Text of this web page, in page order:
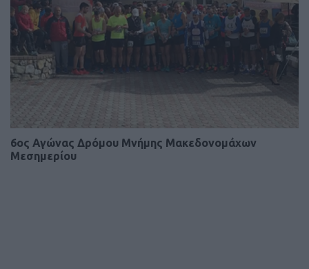
6ος Αγώνας Δρόμου Μνήμης Μακεδονομάχων
Μεσημερίου